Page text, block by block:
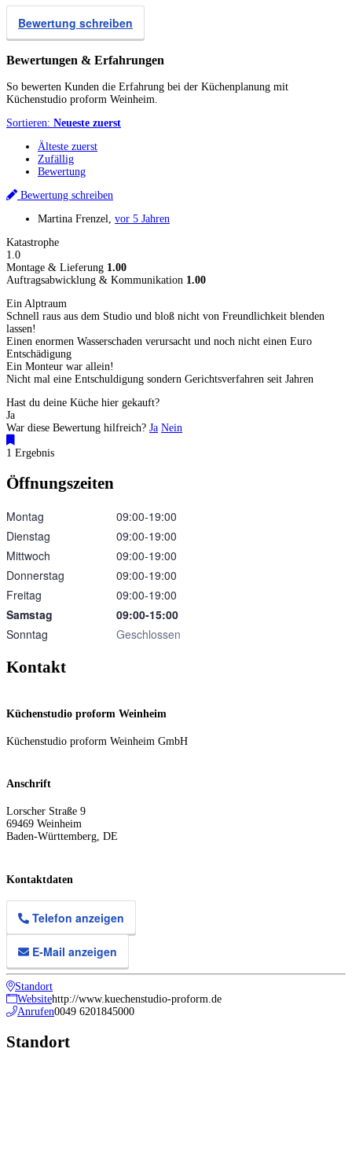
Bewertung schreiben
Bewertungen & Erfahrungen
So bewerten Kunden die Erfahrung bei der Küchenplanung mit
Küchenstudio proform Weinheim.
Sortieren: Neueste zuerst
Älteste zuerst
Zufällig
Bewertung
Bewertung schreiben
Martina Frenzel, vor 5 Jahren
Katastrophe
1.0
Montage & Lieferung 1.00
Auftragsabwicklung & Kommunikation 1.00
Ein Alptraum
Schnell raus aus dem Studio und bloß nicht von Freundlichkeit blenden
lassen!
Einen enormen Wasserschaden verursacht und noch nicht einen Euro
Entschädigung
Ein Monteur war allein!
Nicht mal eine Entschuldigung sondern Gerichtsverfahren seit Jahren
Hast du deine Küche hier gekauft?
Ja
War diese Bewertung hilfreich? Ja Nein
1 Ergebnis
Öffnungszeiten
Montag
09:00‑19:00
Dienstag
09:00‑19:00
Mittwoch
09:00‑19:00
Donnerstag
09:00‑19:00
Freitag
09:00‑19:00
Samstag
09:00‑15:00
Sonntag
Geschlossen
Kontakt
Küchenstudio proform Weinheim
Küchenstudio proform Weinheim GmbH
Anschrift
Lorscher Straße 9
69469 Weinheim
Baden-Württemberg DE
Kontaktdaten
Telefon anzeigen
E-Mail anzeigen
Standort
Websitehttp://www.kuechenstudio-proform.de
Anrufen0049 6201845000
Standort